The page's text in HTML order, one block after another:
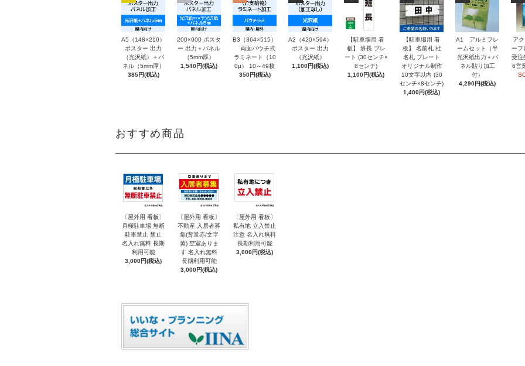
A5（148×210）
ポスター 出力
（光沢紙）＋パ
ネル（5mm厚）
385円(税込)
200×900 ポスタ
ー 出力＋パネル
（5mm厚）
1,540円(税込)
B3（364×515）
両面パウチ式
ラミネート（10
0μ） 10～49枚
350円(税込)
A2（420×594）
ポスター 出力
（光沢紙）
1,100円(税込)
【駐車場用 看
板】 班長 プレ
ート (30センチ×
8センチ)
1,100円(税込)
【駐車場用 看
板】 名前札 社
名札 プレート
オリジナル制作
10文字以内 (30
センチ×8センチ)
1,400円(税込)
A1 アルミフレ
ームセット（半
光沢紙出力＋パ
ネル貼り加工
付）
4,290円(税込)
ア
ー
受注
6営
おすすめ商品
〔屋外用 看板〕
月極駐車場 無断
駐車禁止 禁止
名入れ無料 長期
利用可能
3,000円(税込)
〔屋外用 看板〕
不動産 入居者募
集(背景赤/文字
黄) 空室ありま
す 名入れ無料
長期利用可能
3,000円(税込)
〔屋外用 看板〕
私有地 立入禁止
注意 名入れ無料
長期利用可能
3,000円(税込)